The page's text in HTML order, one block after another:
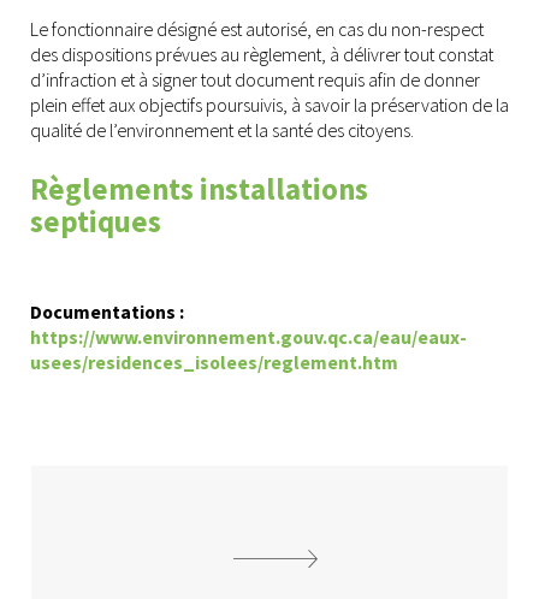
Le fonctionnaire désigné est autorisé, en cas du non-respect
des dispositions prévues au règlement, à délivrer tout constat
d’infraction et à signer tout document requis afin de donner
plein effet aux objectifs poursuivis, à savoir la préservation de la
qualité de l’environnement et la santé des citoyens.
Règlements installations
septiques
Documentations :
https://www.environnement.gouv.qc.ca/eau/eaux-
usees/residences_isolees/reglement.htm